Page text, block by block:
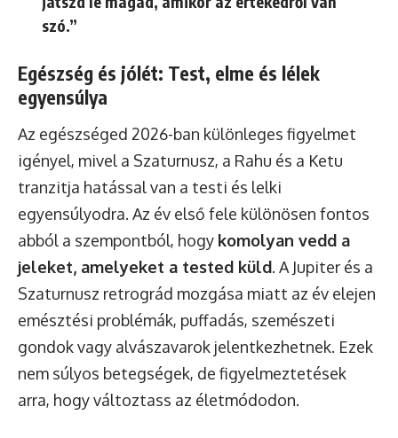
szó.”
Egészség és jólét: Test, elme és lélek
egyensúlya
Az egészséged 2026-ban különleges figyelmet
igényel, mivel a Szaturnusz, a Rahu és a Ketu
tranzitja hatással van a testi és lelki
egyensúlyodra. Az év első fele különösen fontos
abból a szempontból, hogy komolyan vedd a
jeleket, amelyeket a tested küld. A Jupiter és a
Szaturnusz retrográd mozgása miatt az év elejen
emésztési problémák, puffadás, szemészeti
gondok vagy alvászavarok jelentkezhetnek. Ezek
nem súlyos betegségek, de figyelmeztetések
arra, hogy változtass az életmódodon.